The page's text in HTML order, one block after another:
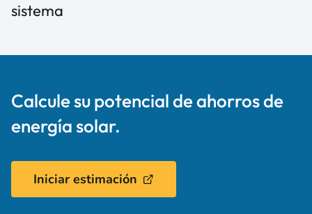
sistema
Calcule su potencial de ahorros de
energía solar.
Iniciar estimación